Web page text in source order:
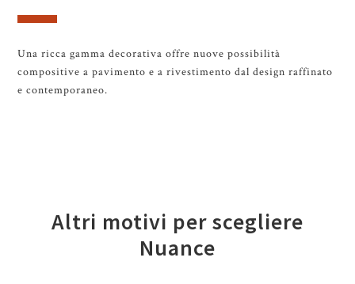
Una ricca gamma decorativa offre nuove possibilità
compositive a pavimento e a rivestimento dal design raffinato
e contemporaneo.
Altri motivi per scegliere
Nuance